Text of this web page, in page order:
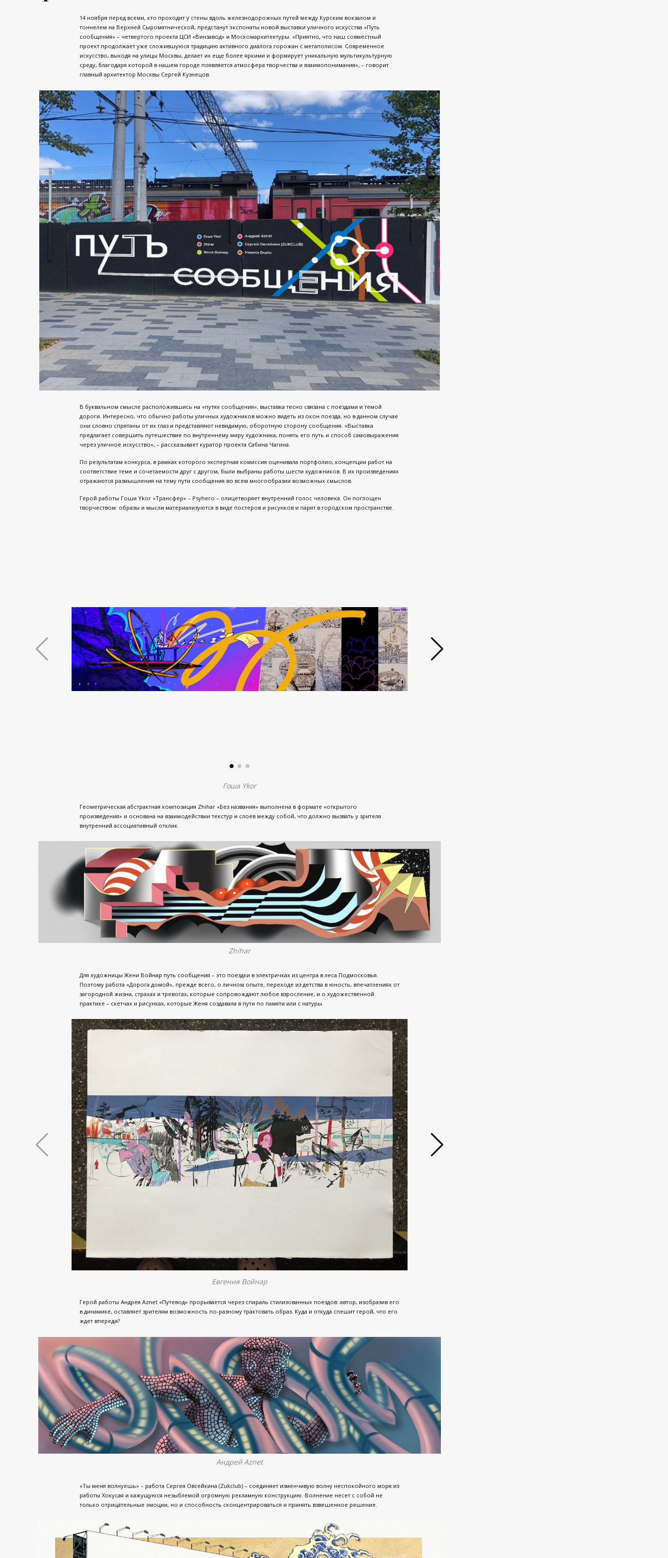
14 ноября перед всеми, кто проходит у стены вдоль железнодорожных путей между Курским вокзалом и
тоннелем на Верхней Сыромятнической, предстанут экспонаты новой выставки уличного искусства «Путь
сообщения» – четвертого проекта ЦСИ «Винзавод» и Москомархитектуры. «Приятно, что наш совместный
проект продолжает уже сложившуюся традицию активного диалога горожан с мегаполисом. Современное
искусство, выходя на улицы Москвы, делает их еще более яркими и формирует уникальную мультикультурную
среду, благодаря которой в нашем городе появляется атмосфера творчества и взаимопонимания», – говорит
главный архитектор Москвы Сергей Кузнецов.
В буквальном смысле расположившись на «путях сообщения», выставка тесно связана с поездами и темой
дороги. Интересно, что обычно работы уличных художников можно видеть из окон поезда, но в данном случае
они словно спрятаны от их глаз и представляют невидимую, оборотную сторону сообщения. «Выставка
предлагает совершить путешествие по внутреннему миру художника, понять его путь и способ самовыражения
через уличное искусство», – рассказывает куратор проекта Сабина Чагина.
По результатам конкурса, в рамках которого экспертная комиссия оценивала портфолио, концепции работ на
соответствие теме и сочетаемости друг с другом, были выбраны работы шести художников. В их произведениях
отражаются размышления на тему пути сообщения во всем многообразии возможных смыслов.
Герой работы Гоши Ykor «Трансфер» – Psyhero – олицетворяет внутренний голос человека. Он поглощен
творчеством: образы и мысли материализуются в виде постеров и рисунков и парят в городском пространстве.
Гоша Ykor
Геометрическая абстрактная композиция Zhihar «Без названия» выполнена в формате «открытого
произведения» и основана на взаимодействии текстур и слоев между собой, что должно вызвать у зрителя
внутренний ассоциативный отклик.
Zhihar
Для художницы Жени Войнар путь сообщения – это поездки в электричках из центра в леса Подмосковья.
Поэтому работа «Дорога домой», прежде всего, о личном опыте, переходе из детства в юность, впечатлениях от
загородной жизни, страхах и тревогах, которые сопровождают любое взросление, и о художественной
практике – скетчах и рисунках, которые Женя создавала в пути по памяти или с натуры.
Евгения Войнар
Герой работы Андрея Aznet «Путевод» прорывается через спираль стилизованных поездов: автор, изобразив его
в динамике, оставляет зрителям возможность по-разному трактовать образ. Куда и откуда спешит герой, что его
ждет впереди?
Андрей Aznet
«Ты меня волнуешь» – работа Сергея Овсейкина (Zukclub) – соединяет изменчивую волну неспокойного моря из
работы Хокусая и кажущуюся незыблемой огромную рекламную конструкцию. Волнение несет с собой не
только отрицательные эмоции, но и способность сконцентрироваться и принять взвешенное решение.